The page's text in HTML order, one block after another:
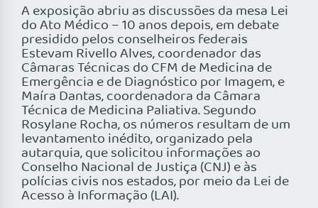
A exposição abriu as discussões da mesa Lei
do Ato Médico – 10 anos depois, em debate
presidido pelos conselheiros federais
Estevam Rivello Alves, coordenador das
Câmaras Técnicas do CFM de Medicina de
Emergência e de Diagnóstico por Imagem, e
Maíra Dantas, coordenadora da Câmara
Técnica de Medicina Paliativa. Segundo
Rosylane Rocha, os números resultam de um
levantamento inédito, organizado pela
autarquia, que solicitou informações ao
Conselho Nacional de Justiça (CNJ) e às
polícias civis nos estados, por meio da Lei de
Acesso à Informação (LAI).